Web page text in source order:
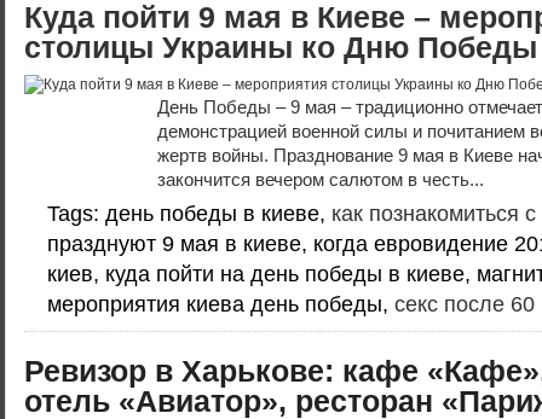
Куда пойти 9 мая в Киеве –
столицы Украины ко Дню Победы
День Победы – 9 мая – традиционно
демонстрацией военной силы и почитанием
жертв войны. Празднование 9 мая в Киеве
закончится вечером салютом в честь...
Tags: день победы в киеве, как познакомиться
празднуют 9 мая в киеве, когда евровидение
киев, куда пойти на день победы в киеве,
мероприятия киева день победы, секс после 60
Ревизор в Харькове: кафе
отель «Авиатор», ресторан